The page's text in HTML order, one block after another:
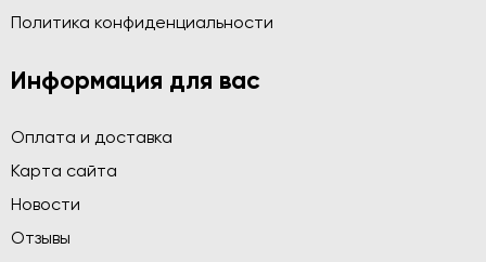
Политика конфиденциальности
Информация для вас
Оплата и доставка
Карта сайта
Новости
Отзывы